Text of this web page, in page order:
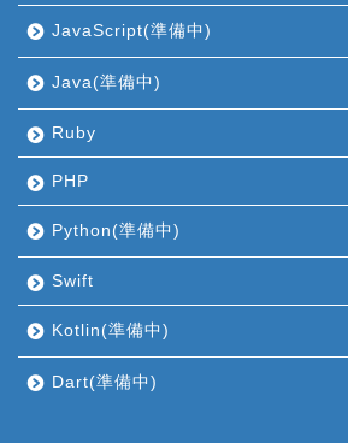
JavaScript(準備中)
Java(準備中)
Ruby
PHP
Python(準備中)
Swift
Kotlin(準備中)
Dart(準備中)